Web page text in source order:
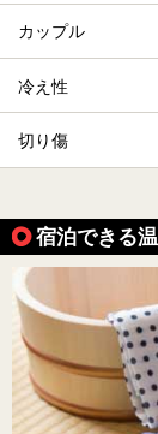
カップル
冷え性
切り傷
宿泊できる